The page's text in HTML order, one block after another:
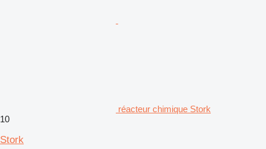
réacteur chimique Stork
10
Stork